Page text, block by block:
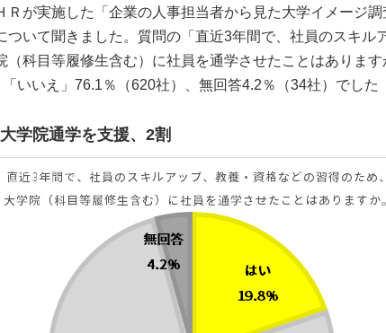
Ｒが実施した「企業の人事担当者から見た大学イメージ
ついて聞きました。質問の「直近3年間で、社員のスキル
（科目等履修生含む）に社員を通学させたことはありま
いいえ」76.1％（620社）、無回答4.2％（34社）でした
学院通学を支援、2割